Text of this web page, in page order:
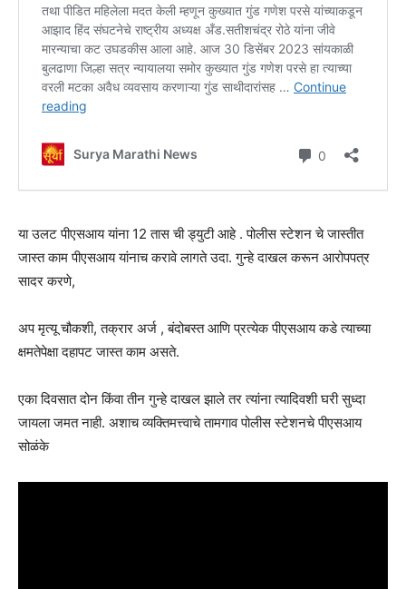
या उलट पीएसआय यांना 12 तास ची ड्युटी आहे . पोलीस स्टेशन चे जास्तीत
जास्त काम पीएसआय यांनाच करावे लागते उदा. गुन्हे दाखल करून आरोपपत्र
सादर करणे,
अप मृत्यू चौकशी, तक्रार अर्ज , बंदोबस्त आणि प्रत्येक पीएसआय कडे त्याच्या
क्षमतेपेक्षा दहापट जास्त काम असते.
एका दिवसात दोन किंवा तीन गुन्हे दाखल झाले तर त्यांना त्यादिवशी घरी सुध्दा
जायला जमत नाही. अशाच व्यक्तिमत्त्वाचे तामगाव पोलीस स्टेशनचे पीएसआय
सोळंके